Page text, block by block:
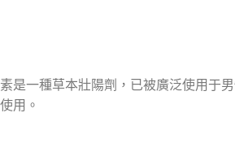
是一種草本壯陽劑，已被廣泛使用于
用。